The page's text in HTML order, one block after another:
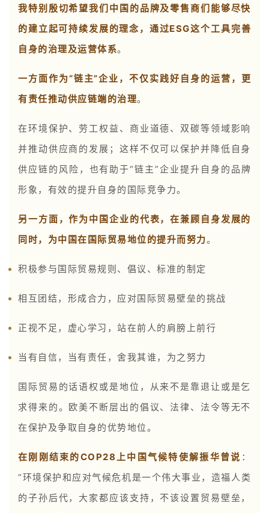
我特别殷切希望我们中国的品牌及零售商们能够尽快
的建立起可持续发展的理念，通过ESG这个工具完善
自身的治理及运营体系。
一方面作为“链主”企业，不仅实践好自身的运营，更
有责任推动供应链端的治理。
在环境保护、劳工权益、商业道德、双碳等领域影响
并推动供应商的发展；这样不仅可以保护并降低自身
供应链的风险，也有助于“链主”企业提升自身的品牌
形象，有效的提升自身的国际竞争力。
另一方面，作为中国企业的代表，在兼顾自身发展的
同时，为中国在国际贸易地位的提升而努力。
积极参与国际贸易规则、倡议、标准的制定
相互团结，形成合力，应对国际贸易壁垒的挑战
正视不足，虚心学习，站在前人的肩膀上前行
当有自信，当有责任，舍我其谁，为之努力
国际贸易的话语权或是地位，从来不是靠退让或是乞
求得来的。欧美不断层出的倡议、法律、法令等无不
在保护及争取自身的优势地位。
在刚刚结束的COP28上中国气候特使解振华曾说 ：
“环境保护和应对气候危机是一个伟大事业，造福人类
的子孙后代，大家都应该支持，不该设置贸易壁垒，